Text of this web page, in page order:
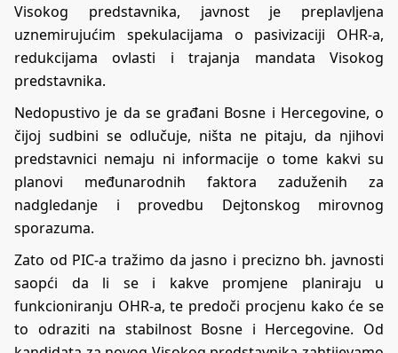
Visokog predstavnika, javnost je preplavljena
uznemirujućim spekulacijama o pasivizaciji OHR-a,
redukcijama ovlasti i trajanja mandata Visokog
predstavnika.
Nedopustivo je da se građani Bosne i Hercegovine, o
čijoj sudbini se odlučuje, ništa ne pitaju, da njihovi
predstavnici nemaju ni informacije o tome kakvi su
planovi međunarodnih faktora zaduženih za
nadgledanje i provedbu Dejtonskog mirovnog
sporazuma.
Zato od PIC-a tražimo da jasno i precizno bh. javnosti
saopći da li se i kakve promjene planiraju u
funkcioniranju OHR-a, te predoči procjenu kako će se
to odraziti na stabilnost Bosne i Hercegovine. Od